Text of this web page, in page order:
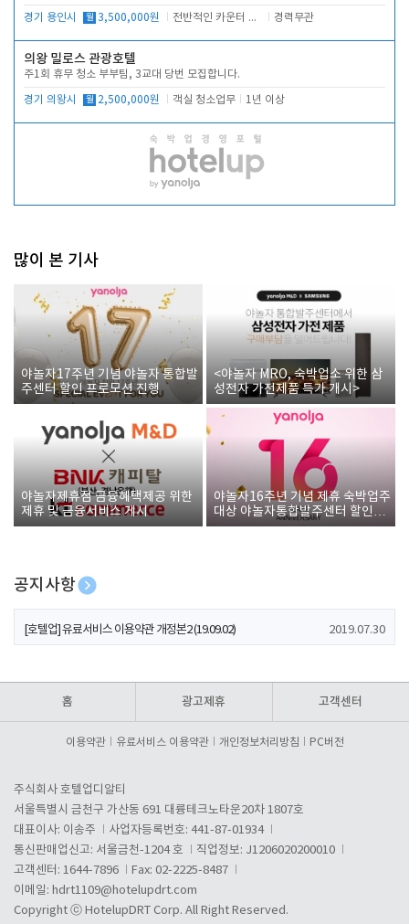
경기 용인시 월 3,500,000원 전반적인 카운터 업무 경력무관
의왕 밀로스 관광호텔
주1회 휴무 청소 부부팀, 3교대 당번 모집합니다.
경기 의왕시 월 2,500,000원 객실 청소업무 1년 이상
많이 본 기사
야놀자17주년 기념 야놀자 통합발
주센터 할인 프로모션 진행
<야놀자 MRO, 숙박업소 위한 삼
성전자 가전제품 특가 개시>
야놀자제휴점 금융혜택제공 위한
제휴 및 금융서비스 게시
야놀자16주년 기념 제휴 숙박업주
대상 야놀자통합발주센터 할인쿠
폰 증정
공지사항
[호텔업] 개인정보 처리방침 개정본1 (19.09.02)
[호텔업] 유료서비스 이용약관 개정본2 (19.09.02) 2019.07.30
홈 광고제휴 고객센터
이용약관 유료서비스 이용약관 개인정보처리방침 PC버전
주식회사 호텔업디알티
서울특별시 금천구 가산동 691 대륭테크노타운20차 1807호
대표이사: 이송주
사업자등록번호: 441-87-01934
통신판매업신고: 서울금천-1204 호
직업정보: J1206020200010
고객센터: 1644-7896
Fax: 02-2225-8487
이메일: hdrt1109@hotelupdrt.com
Copyright ⓒ HotelupDRT Corp. All Right Reserved.